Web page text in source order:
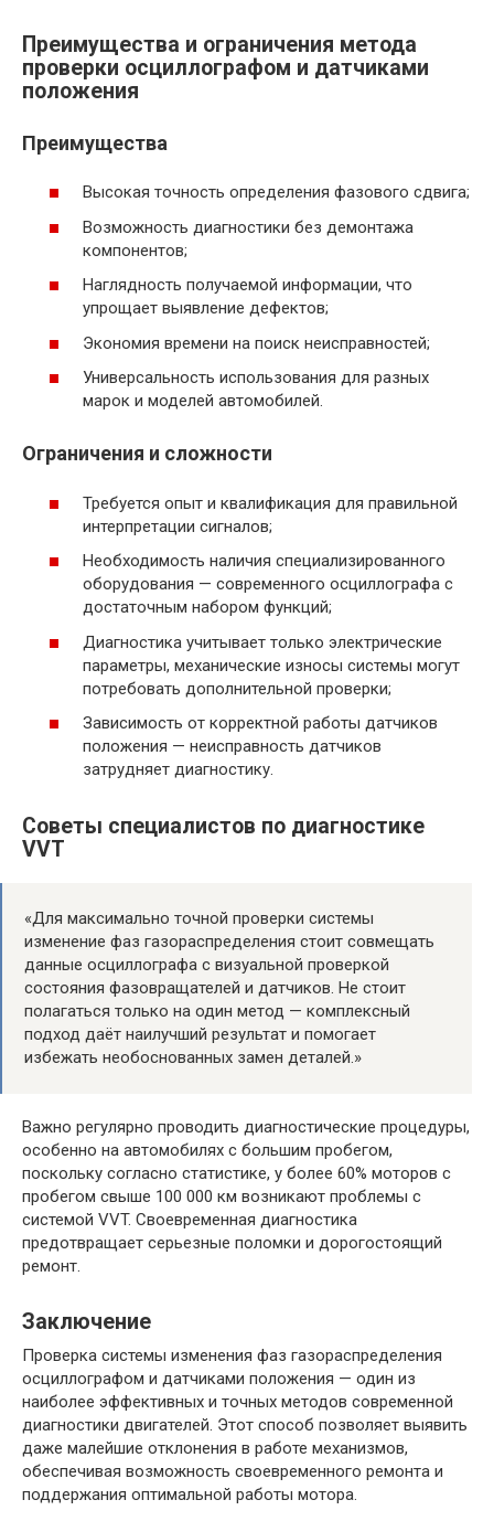
Преимущества и ограничения метода
проверки осциллографом и датчиками
положения
Преимущества
Высокая точность определения фазового сдвига;
Возможность диагностики без демонтажа
компонентов;
Наглядность получаемой информации, что
упрощает выявление дефектов;
Экономия времени на поиск неисправностей;
Универсальность использования для разных
марок и моделей автомобилей.
Ограничения и сложности
Требуется опыт и квалификация для правильной
интерпретации сигналов;
Необходимость наличия специализированного
оборудования — современного осциллографа с
достаточным набором функций;
Диагностика учитывает только электрические
параметры, механические износы системы могут
потребовать дополнительной проверки;
Зависимость от корректной работы датчиков
положения — неисправность датчиков
затрудняет диагностику.
Советы специалистов по диагностике
VVT
«Для максимально точной проверки системы
изменение фаз газораспределения стоит совмещать
данные осциллографа с визуальной проверкой
состояния фазовращателей и датчиков. Не стоит
полагаться только на один метод — комплексный
подход даёт наилучший результат и помогает
избежать необоснованных замен деталей.»
Важно регулярно проводить диагностические процедуры,
особенно на автомобилях с большим пробегом,
поскольку согласно статистике, у более 60% моторов с
пробегом свыше 100 000 км возникают проблемы с
системой VVT. Своевременная диагностика
предотвращает серьезные поломки и дорогостоящий
ремонт.
Заключение
Проверка системы изменения фаз газораспределения
осциллографом и датчиками положения — один из
наиболее эффективных и точных методов современной
диагностики двигателей. Этот способ позволяет выявить
даже малейшие отклонения в работе механизмов,
обеспечивая возможность своевременного ремонта и
поддержания оптимальной работы мотора.